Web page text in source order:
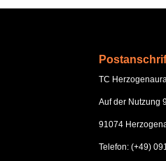
TC
Auf der Nutzung
91074
Telefon: (+49)